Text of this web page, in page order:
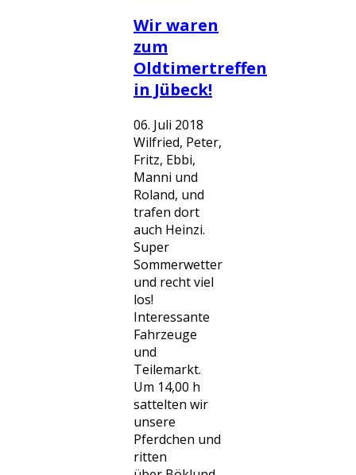
Wir waren
zum
Oldtimertreffen
in Jübeck!
06. Juli 2018
Wilfried, Peter,
Fritz, Ebbi,
Manni und
Roland, und
trafen dort
auch Heinzi.
Super
Sommerwetter
und recht viel
los!
Interessante
Fahrzeuge
und
Teilemarkt.
Um 14,00 h
sattelten wir
unsere
Pferdchen und
ritten